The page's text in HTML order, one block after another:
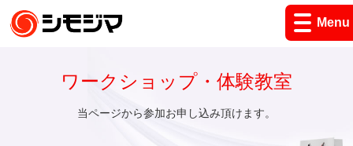
Menu
ワークショップ・体験教室
当ページから参加お申し込み頂けます。